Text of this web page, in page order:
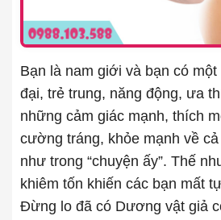
Bạn là nam giới và bạn có
đại, trẻ trung, năng động, ưa
những cảm giác mạnh, thích
cường tráng, khỏe mạnh về
như trong “chuyện ấy”. Thế
khiêm tốn khiến các bạn mất
Đừng lo đã có Dương vật giả